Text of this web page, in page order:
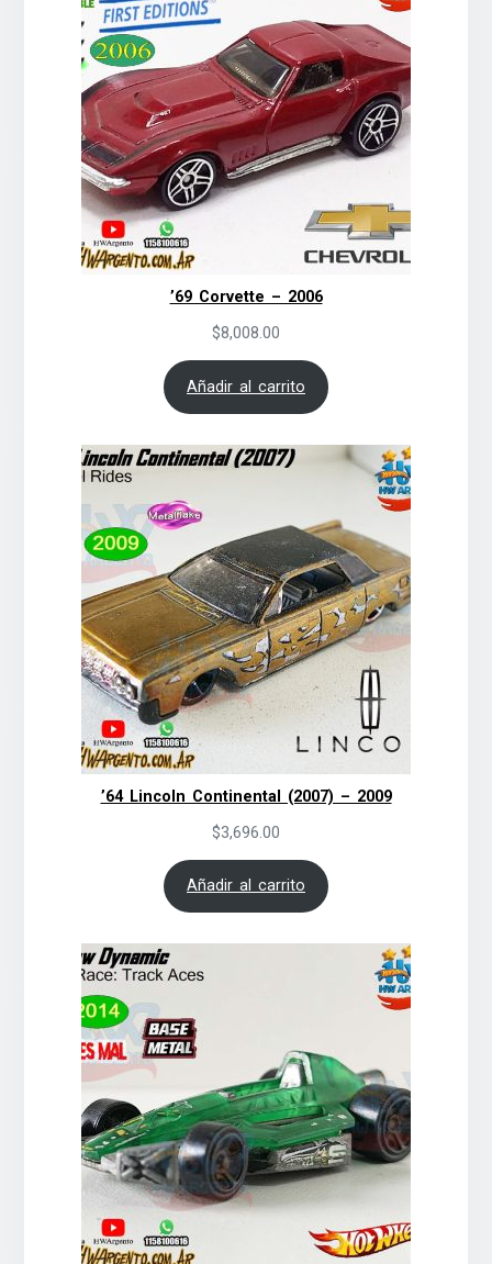
’69 Corvette – 2006
$8,008.00
Añadir al carrito
’64 Lincoln Continental (2007) – 2009
$3,696.00
Añadir al carrito